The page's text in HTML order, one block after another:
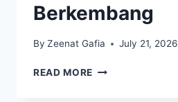
Berkembang
By Zeenat Gafia July 21, 2026
READ MORE FASHION